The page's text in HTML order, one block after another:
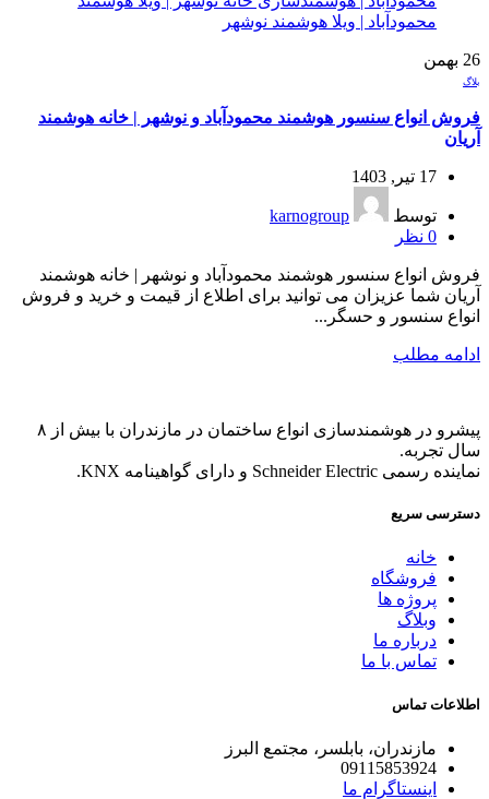
26 بهمن
بلاگ
فروش انواع سنسور هوشمند محمودآباد و نوشهر | خانه هوشمند
آریان
17 تیر, 1403
توسط
karnogroup
0 نظر
فروش انواع سنسور هوشمند محمودآباد و نوشهر | خانه هوشمند
آریان شما عزیزان می توانید برای اطلاع از قیمت و خرید و فروش
انواع سنسور و حسگر...
ادامه مطلب
پیشرو در هوشمندسازی انواع ساختمان در مازندران با بیش از ۸
سال تجربه.
نماینده رسمی Schneider Electric و دارای گواهینامه KNX.
دسترسی سریع
خانه
فروشگاه
پروژه ها
وبلاگ
درباره ما
تماس با ما
اطلاعات تماس
مازندران، بابلسر، مجتمع البرز
09115853924
اینستاگرام ما